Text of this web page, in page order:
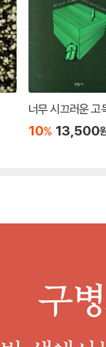
너무 시끄러운 고
10% 13,500